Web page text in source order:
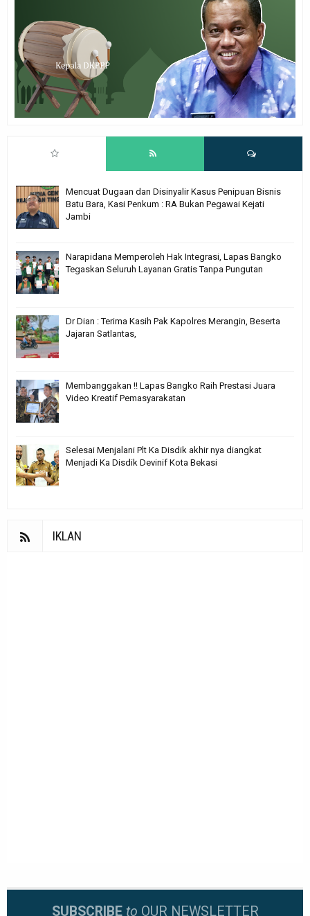
Mencuat Dugaan dan Disinyalir Kasus Penipuan Bisnis
Batu Bara, Kasi Penkum : RA Bukan Pegawai Kejati
Jambi
Narapidana Memperoleh Hak Integrasi, Lapas Bangko
Tegaskan Seluruh Layanan Gratis Tanpa Pungutan
Dr Dian : Terima Kasih Pak Kapolres Merangin, Beserta
Jajaran Satlantas,
Membanggakan !! Lapas Bangko Raih Prestasi Juara
Video Kreatif Pemasyarakatan
Selesai Menjalani Plt Ka Disdik akhir nya diangkat
Menjadi Ka Disdik Devinif Kota Bekasi
IKLAN
SUBSCRIBE to OUR NEWSLETTER